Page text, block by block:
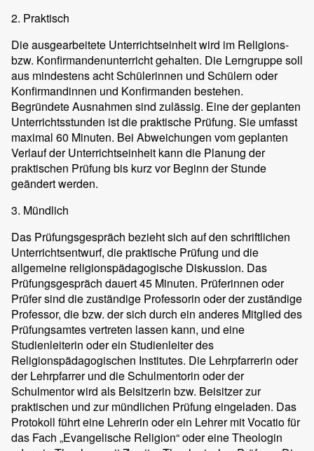
2. Praktisch
Die ausgearbeitete Unterrichtseinheit wird im Religions-
bzw. Konfirmandenunterricht gehalten. Die Lerngruppe soll
aus mindestens acht Schülerinnen und Schülern oder
Konfirmandinnen und Konfirmanden bestehen.
Begründete Ausnahmen sind zulässig. Eine der geplanten
Unterrichtsstunden ist die praktische Prüfung. Sie umfasst
maximal 60 Minuten. Bei Abweichungen vom geplanten
Verlauf der Unterrichtseinheit kann die Planung der
praktischen Prüfung bis kurz vor Beginn der Stunde
geändert werden.
3. Mündlich
Das Prüfungsgespräch bezieht sich auf den schriftlichen
Unterrichtsentwurf, die praktische Prüfung und die
allgemeine religionspädagogische Diskussion. Das
Prüfungsgespräch dauert 45 Minuten. Prüferinnen oder
Prüfer sind die zuständige Professorin oder der zuständige
Professor, die bzw. der sich durch ein anderes Mitglied des
Prüfungsamtes vertreten lassen kann, und eine
Studienleiterin oder ein Studienleiter des
Religionspädagogischen Institutes. Die Lehrpfarrerin oder
der Lehrpfarrer und die Schulmentorin oder der
Schulmentor wird als Beisitzerin bzw. Beisitzer zur
praktischen und zur mündlichen Prüfung eingeladen. Das
Protokoll führt eine Lehrerin oder ein Lehrer mit Vocatio für
das Fach „Evangelische Religion“ oder eine Theologin